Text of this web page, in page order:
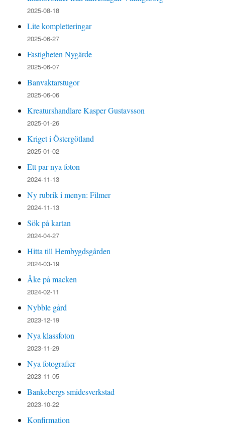
2025-08-18
Lite kompletteringar
2025-06-27
Fastigheten Nygärde
2025-06-07
Banvaktarstugor
2025-06-06
Kreaturshandlare Kasper Gustavsson
2025-01-26
Kriget i Östergötland
2025-01-02
Ett par nya foton
2024-11-13
Ny rubrik i menyn: Filmer
2024-11-13
Sök på kartan
2024-04-27
Hitta till Hembygdsgården
2024-03-19
Åke på macken
2024-02-11
Nybble gård
2023-12-19
Nya klassfoton
2023-11-29
Nya fotografier
2023-11-05
Bankebergs smidesverkstad
2023-10-22
Konfirmation